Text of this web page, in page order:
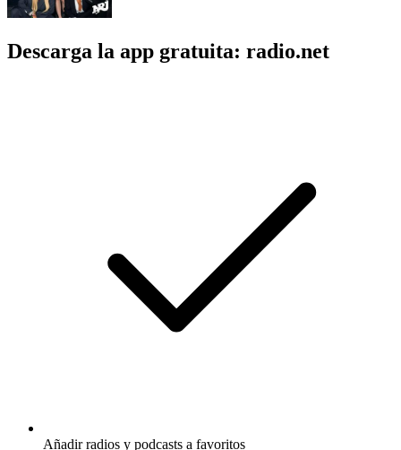
Descarga la app gratuita: radio.net
Añadir radios y podcasts a favoritos